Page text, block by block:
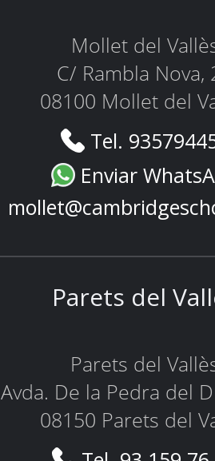
Mollet del
C/ Rambla Nova,
08100 Mollet del
Tel.
Enviar
Parets del
Parets del
Avda. De la Pedra del
08150 Parets del